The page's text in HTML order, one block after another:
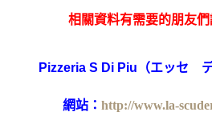
相關資料有需要的朋友
Pizzeria S Di Piu （エッセ
網站：http://www.la-